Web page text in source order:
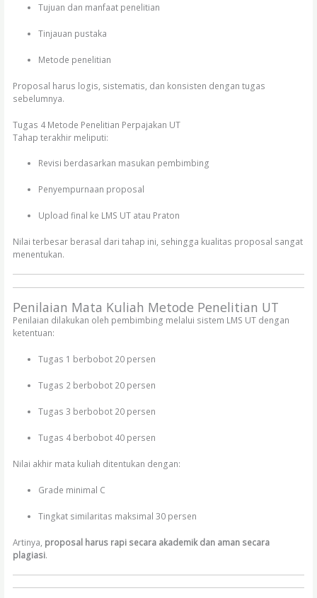
Tujuan dan manfaat penelitian
Tinjauan pustaka
Metode penelitian
Proposal harus logis, sistematis, dan konsisten dengan tugas
sebelumnya.
Tugas 4 Metode Penelitian Perpajakan UT
Tahap terakhir meliputi:
Revisi berdasarkan masukan pembimbing
Penyempurnaan proposal
Upload final ke LMS UT atau Praton
Nilai terbesar berasal dari tahap ini, sehingga kualitas proposal sangat
menentukan.
Penilaian Mata Kuliah Metode Penelitian UT
Penilaian dilakukan oleh pembimbing melalui sistem LMS UT dengan
ketentuan:
Tugas 1 berbobot 20 persen
Tugas 2 berbobot 20 persen
Tugas 3 berbobot 20 persen
Tugas 4 berbobot 40 persen
Nilai akhir mata kuliah ditentukan dengan:
Grade minimal C
Tingkat similaritas maksimal 30 persen
Artinya, proposal harus rapi secara akademik dan aman secara
plagiasi.